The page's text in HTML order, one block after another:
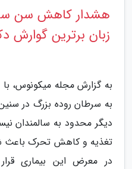
هشدار کاهش سن
زبان برترین گوارش
به گزارش مجله میکونوس، با
به سرطان روده بزرگ در
دیگر محدود به سالمندان
تغذیه و کاهش تحرک باعث
در معرض این بیماری